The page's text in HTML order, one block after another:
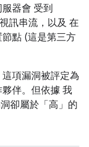
器會 受到
訊串流，以及 在
點 (這是第三方
項漏洞被評定為
夥伴。但依據 我
卻屬於「高」的